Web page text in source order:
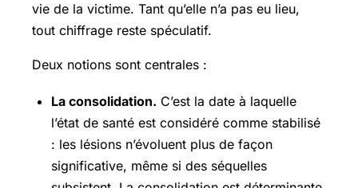
vie de la victime. Tant qu’elle n’a pas eu lieu,
tout chiffrage reste spéculatif.
Deux notions sont centrales :
La consolidation. C’est la date à laquelle
l’état de santé est considéré comme stabilisé
: les lésions n’évoluent plus de façon
significative, même si des séquelles